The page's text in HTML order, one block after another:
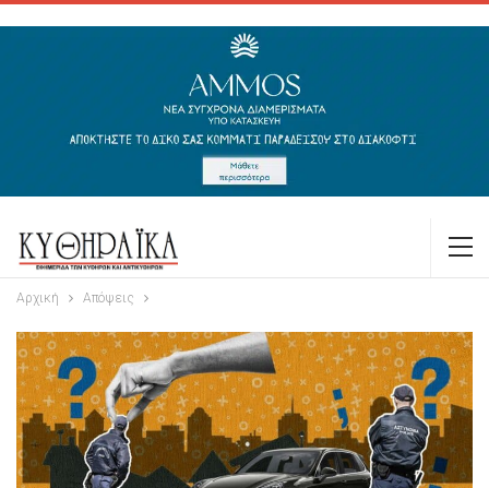
Αρχική Απόψεις